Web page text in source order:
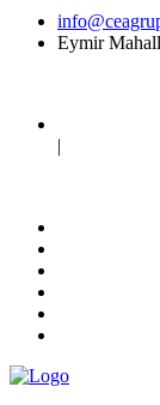
Eymir
|